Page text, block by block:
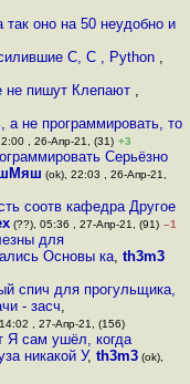
оно на 50 неудобно и
С, C , Python ,
не пишут Клепают ,
а не программировать, то
, 26-Апр-21, (31) +3
Серьёзно
(ok), 22:03 , 26-Апр-21,
соотв кафедра Другое
(??), 05:36 , 27-Апр-21, (91) –1
для
Основы ка,th3m3
спич для прогульщика,
- засч,
, 27-Апр-21, (156)
Я сам ушёл, когда
никакой У, th3m3(ok),